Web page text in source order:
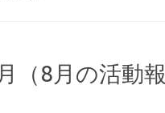
（8月の活動報